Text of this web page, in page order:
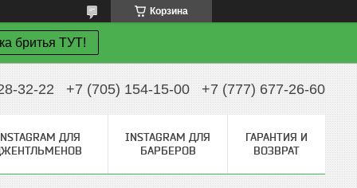
Корзина
бритья ТУТ!
32-22 +7 (705) 154-15-00 +7 (777) 677-26-60
ДЛЯ
INSTAGRAM ДЛЯ
БАРБЕРОВ
ГАРАНТИЯ И
ВОЗВРАТ